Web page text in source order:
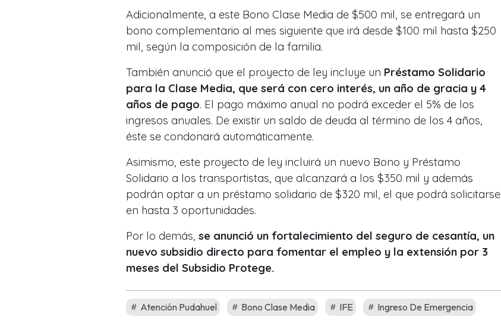
Adicionalmente, a este Bono Clase Media de $500 mil, se entregará un
bono complementario al mes siguiente que irá desde $100 mil hasta $250
mil, según la composición de la familia.
También anunció que el proyecto de ley incluye un Préstamo Solidario
para la Clase Media, que será con cero interés, un año de gracia y 4
años de pago. El pago máximo anual no podrá exceder el 5% de los
ingresos anuales. De existir un saldo de deuda al término de los 4 años,
éste se condonará automáticamente.
Asimismo, este proyecto de ley incluirá un nuevo Bono y Préstamo
Solidario a los transportistas, que alcanzará a los $350 mil y además
podrán optar a un préstamo solidario de $320 mil, el que podrá solicitarse
en hasta 3 oportunidades.
Por lo demás, se anunció un fortalecimiento del seguro de cesantía, un
nuevo subsidio directo para fomentar el empleo y la extensión por 3
meses del Subsidio Protege.
Atención Pudahuel Bono Clase Media IFE Ingreso De Emergencia